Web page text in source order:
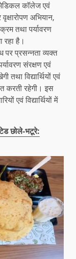
मेडिकल कॉलेज एवं
अभियान,
तथा पर्यावरण
रहा है।
पर प्रसन्नता व्यक्त
संरक्षण एवं
तथा विद्यार्थियों एवं
करती रहेगी। इस
एवं विद्यार्थियों में
छोले-भटूरे: